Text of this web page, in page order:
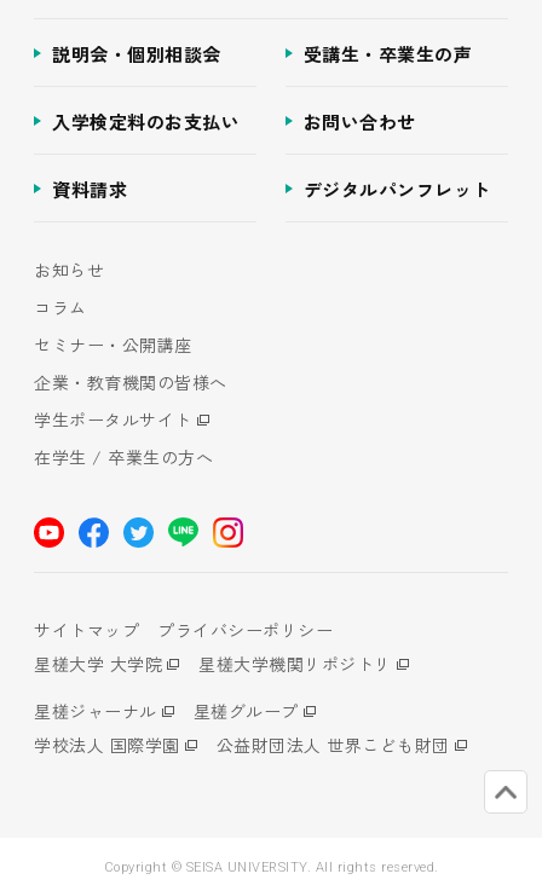
説明会・個別相談会 受講生・卒業生の声
入学検定料のお支払い お問い合わせ
資料請求 デジタルパンフレット
お知らせ
コラム
セミナー・公開講座
企業・教育機関の皆様へ
学生ポータルサイト
在学生 / 卒業生の方へ
サイトマップ
プライバシーポリシー
星槎大学 大学院
星槎大学機関リポジトリ
星槎ジャーナル
星槎グループ
学校法人 国際学園
公益財団法人 世界こども財団
Copyright © SEISA UNIVERSITY. All rights reserved.